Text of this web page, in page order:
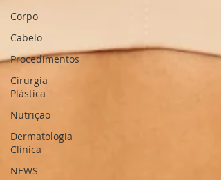
Corpo
Cabelo
Procedimentos
Cirurgia
Plástica
Nutrição
Dermatologia
Clínica
NEWS